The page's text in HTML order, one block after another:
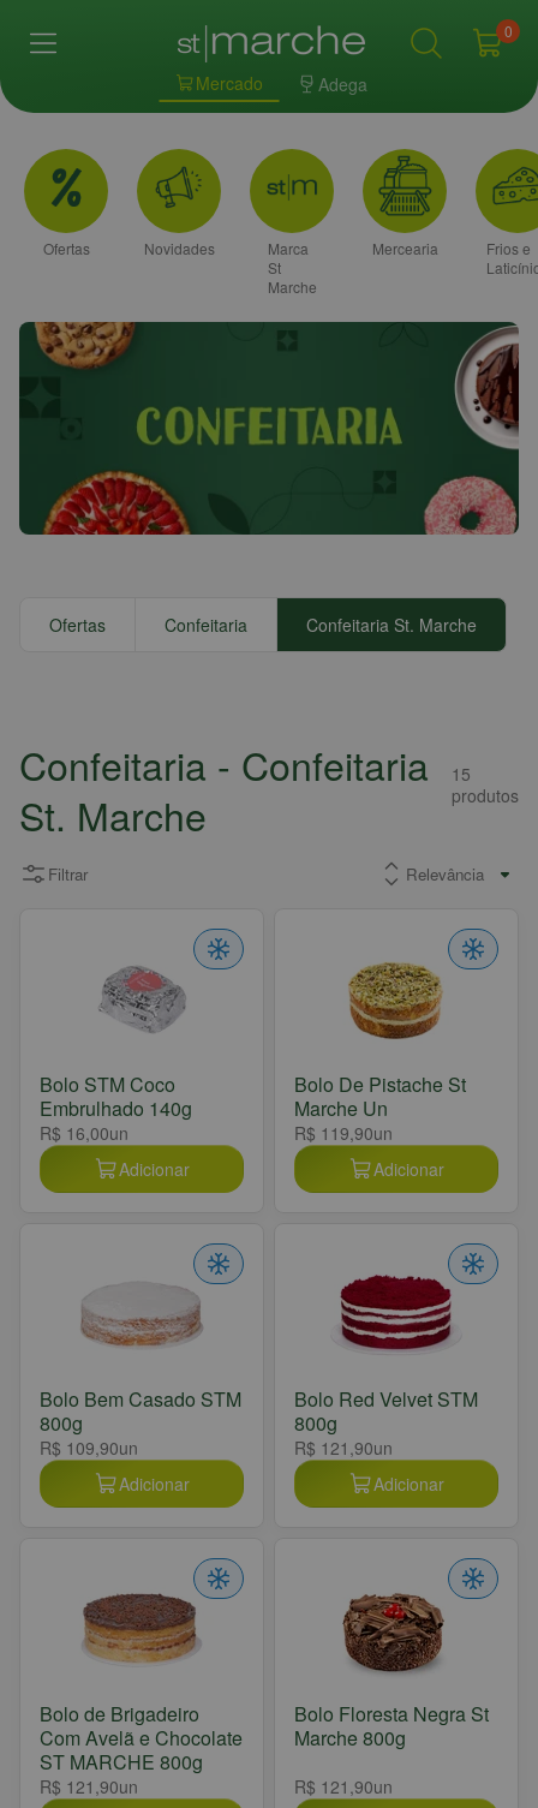
Mercado Adega
0
Ofertas Novidades
Marca
St
Marche
Mercearia
Frios e
Ofertas Confeitaria Confeitaria St. Marche
Confeitaria - Confeitaria
St. Marche
15
produtos
Filtrar
Bolo STM Coco
Embrulhado 140g
R$ 16,00un
Adicionar
Bolo De Pistache St
Marche Un
R$ 119,90un
Adicionar
Bolo Bem Casado STM
800g
R$ 109,90un
Adicionar
Bolo Red Velvet STM
800g
R$ 121,90un
Adicionar
Bolo de Brigadeiro
Com Avelã e Chocolate
ST MARCHE 800g
R$ 121,90un
Bolo Floresta Negra St
Marche 800g
R$ 121,90un